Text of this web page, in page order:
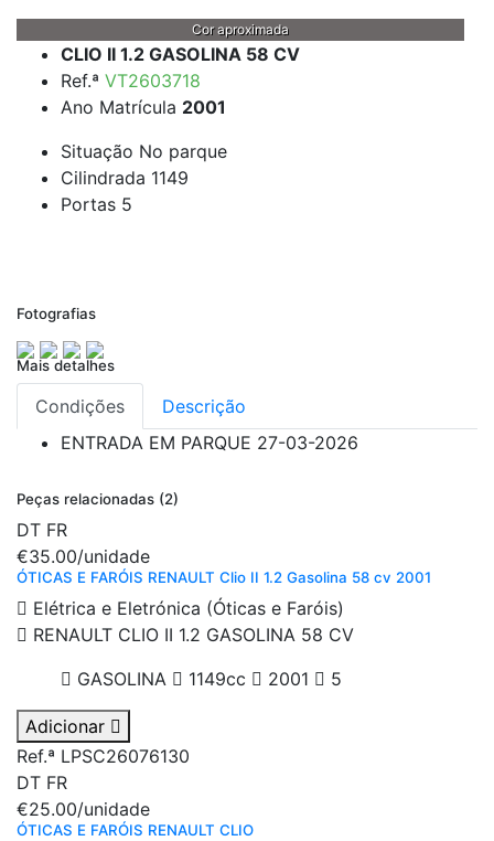
Cor aproximada
CLIO II 1.2 GASOLINA 58 CV
Ref.ª VT2603718
Ano Matrícula 2001
Situação No parque
Cilindrada 1149
Portas 5
Fotografias
Mais detalhes
Condições
Descrição
ENTRADA EM PARQUE 27-03-2026
Peças relacionadas (2)
DT FR
€35.00/unidade
ÓTICAS E FARÓIS RENAULT Clio II 1.2 Gasolina 58 cv 2001
Elétrica e Eletrónica (Óticas e Faróis)
RENAULT CLIO II 1.2 GASOLINA 58 CV
GASOLINA
1149cc 2001 5
Adicionar
Ref.ª LPSC26076130
DT FR
€25.00/unidade
ÓTICAS E FARÓIS RENAULT CLIO